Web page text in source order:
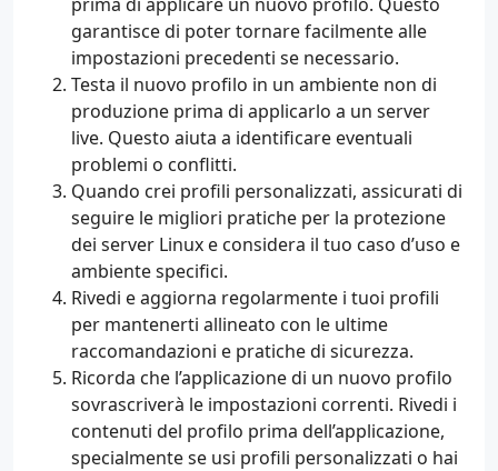
garantisce di poter tornare facilmente alle
impostazioni precedenti se necessario.
Testa il nuovo profilo in un ambiente non di
produzione prima di applicarlo a un server
live. Questo aiuta a identificare eventuali
problemi o conflitti.
Quando crei profili personalizzati, assicurati di
seguire le migliori pratiche per la protezione
dei server Linux e considera il tuo caso d’uso e
ambiente specifici.
Rivedi e aggiorna regolarmente i tuoi profili
per mantenerti allineato con le ultime
raccomandazioni e pratiche di sicurezza.
Ricorda che l’applicazione di un nuovo profilo
sovrascriverà le impostazioni correnti. Rivedi i
contenuti del profilo prima dell’applicazione,
specialmente se usi profili personalizzati o hai